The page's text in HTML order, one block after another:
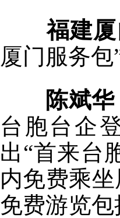
福建厦
厦门服务
陈斌华
台胞台企
出“首来台
内免费乘
免费游览